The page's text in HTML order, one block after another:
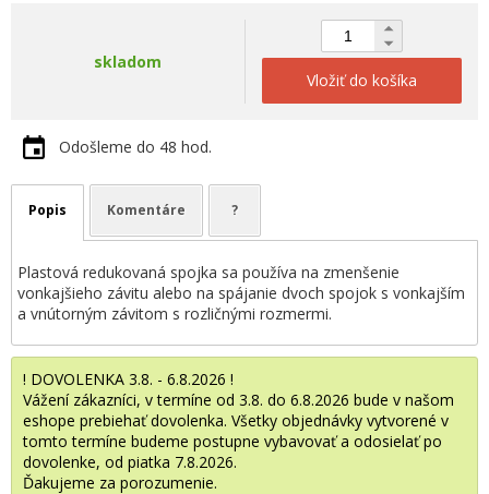
! DOVOLENKA 3.8. - 6.8.2026 !
Vážení zákazníci, v termíne od 3.8. do 6.8.2026 bude v našom
eshope prebiehať dovolenka. Všetky objednávky vytvorené v
tomto termíne budeme postupne vybavovať a odosielať po
dovolenke, od piatka 7.8.2026.
Ďakujeme za porozumenie.
skladom
Vložiť do košíka
Odošleme do 48 hod.
Popis Komentáre ?
Plastová redukovaná spojka sa používa na zmenšenie
vonkajšieho závitu alebo na spájanie dvoch spojok s vonkajším
a vnútorným závitom s rozličnými rozmermi.